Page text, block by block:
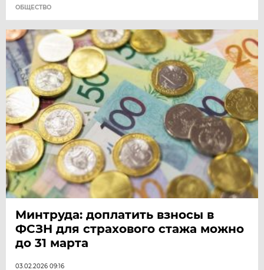
ОБЩЕСТВО
Минтруда: доплатить взносы в
ФСЗН для страхового стажа можно
до 31 марта
03.02.2026 09:16